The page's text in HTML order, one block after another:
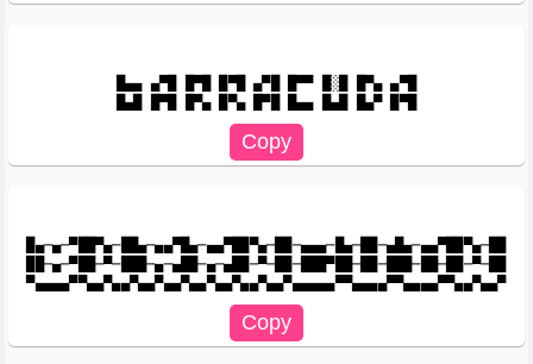
█▄▄ ▄▀█ █▀█ █▀█ ▄▀█ █▀▀ █░█ █▀▄ ▄▀█
█▄─▄─▀██▀▄─██▄─▄▄▀█▄─▄▄▀██▀▄─██─▄▄▄─█▄─██─▄█▄─▄▄▀██▀▄─██
██─▄─▀██─▀─███─▄─▄██─▄─▄██─▀─██─███▀██─██─███─██─██─▀─██
▀▄▄▄▄▀▀▄▄▀▄▄▀▄▄▀▄▄▀▄▄▀▄▄▀▄▄▀▄▄▀▄▄▄▄▄▀▀▄▄▄▄▀▀▄▄▄▄▀▀▄▄▀▄▄▀